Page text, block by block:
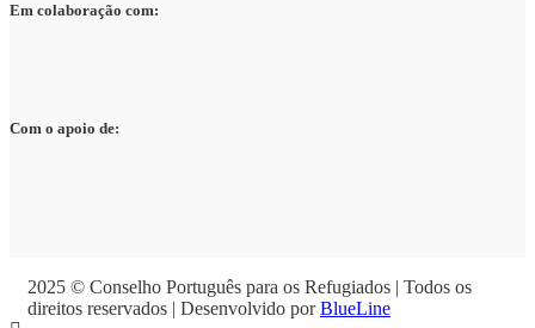
Em colaboração com:
Com o apoio de:
2025 © Conselho Português para os Refugiados | Todos os
direitos reservados | Desenvolvido porBlueLine